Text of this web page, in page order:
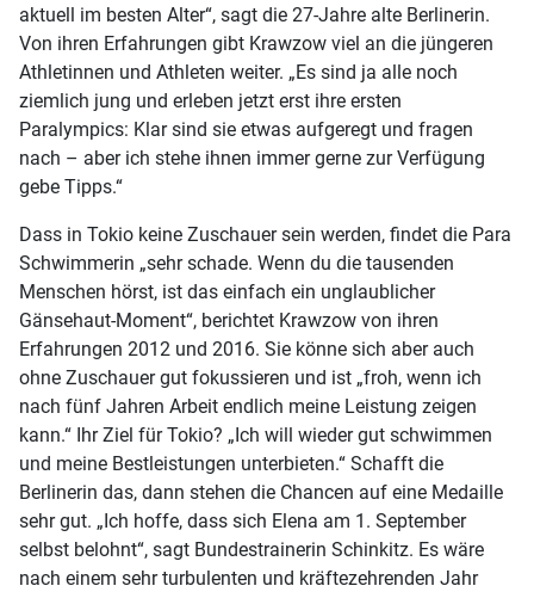
aktuell im besten Alter“, sagt die 27-Jahre alte Berlinerin.
Von ihren Erfahrungen gibt Krawzow viel an die jüngeren
Athletinnen und Athleten weiter. „Es sind ja alle noch
ziemlich jung und erleben jetzt erst ihre ersten
Paralympics: Klar sind sie etwas aufgeregt und fragen
nach – aber ich stehe ihnen immer gerne zur Verfügung
gebe Tipps.“
Dass in Tokio keine Zuschauer sein werden, findet die Para
Schwimmerin „sehr schade. Wenn du die tausenden
Menschen hörst, ist das einfach ein unglaublicher
Gänsehaut-Moment“, berichtet Krawzow von ihren
Erfahrungen 2012 und 2016. Sie könne sich aber auch
ohne Zuschauer gut fokussieren und ist „froh, wenn ich
nach fünf Jahren Arbeit endlich meine Leistung zeigen
kann.“ Ihr Ziel für Tokio? „Ich will wieder gut schwimmen
und meine Bestleistungen unterbieten.“ Schafft die
Berlinerin das, dann stehen die Chancen auf eine Medaille
sehr gut. „Ich hoffe, dass sich Elena am 1. September
selbst belohnt“, sagt Bundestrainerin Schinkitz. Es wäre
nach einem sehr turbulenten und kräftezehrenden Jahr